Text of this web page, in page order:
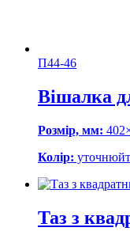
П44-46
Вішалка
Розмір, мм:
Колір:
Таз з